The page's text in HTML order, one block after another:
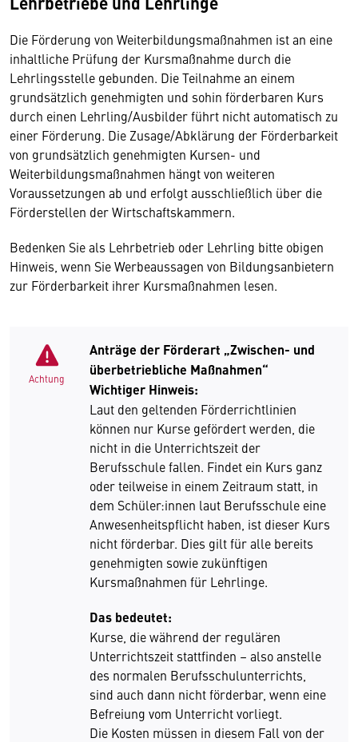
Die Förderung von Weiterbildungsmaßnahmen ist an eine
inhaltliche Prüfung der Kursmaßnahme durch die
Lehrlingsstelle gebunden. Die Teilnahme an einem
grundsätzlich genehmigten und sohin förderbaren Kurs
durch einen Lehrling/Ausbilder führt nicht automatisch zu
einer Förderung. Die Zusage/Abklärung der Förderbarkeit
von grundsätzlich genehmigten Kursen- und
Weiterbildungsmaßnahmen hängt von weiteren
Voraussetzungen ab und erfolgt ausschließlich über die
Förderstellen der Wirtschaftskammern.
Bedenken Sie als Lehrbetrieb oder Lehrling bitte obigen
Hinweis, wenn Sie Werbeaussagen von Bildungsanbietern
zur Förderbarkeit ihrer Kursmaßnahmen lesen.
Achtung
Anträge der Förderart „Zwischen- und
überbetriebliche Maßnahmen“
Wichtiger Hinweis:
Laut den geltenden Förderrichtlinien
können nur Kurse gefördert werden, die
nicht in die Unterrichtszeit der
Berufsschule fallen. Findet ein Kurs ganz
oder teilweise in einem Zeitraum statt, in
dem Schüler:innen laut Berufsschule eine
Anwesenheitspflicht haben, ist dieser Kurs
nicht förderbar. Dies gilt für alle bereits
genehmigten sowie zukünftigen
Kursmaßnahmen für Lehrlinge.
Das bedeutet:
Kurse, die während der regulären
Unterrichtszeit stattfinden – also anstelle
des normalen Berufsschulunterrichts,
sind auch dann nicht förderbar, wenn eine
Befreiung vom Unterricht vorliegt.
Die Kosten müssen in diesem Fall von der